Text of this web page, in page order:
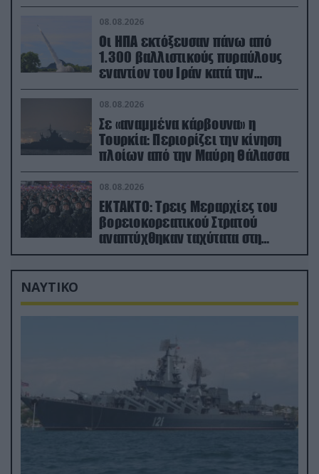
08.08.2026
Οι ΗΠΑ εκτόξευσαν πάνω από
1.300 βαλλιστικούς πυραύλους
εναντίον του Ιράν κατά την
διάρκεια του πολέμου
08.08.2026
Σε «αναμμένα κάρβουνα» η
Τουρκία: Περιορίζει την κίνηση
πλοίων από την Μαύρη Θάλασσα
08.08.2026
ΕΚΤΑΚΤΟ: Τρεις Μεραρχίες του
βορειοκορεατικού Στρατού
αναπτύχθηκαν ταχύτατα στη
Ρωσία
ΝΑΥΤΙΚΟ